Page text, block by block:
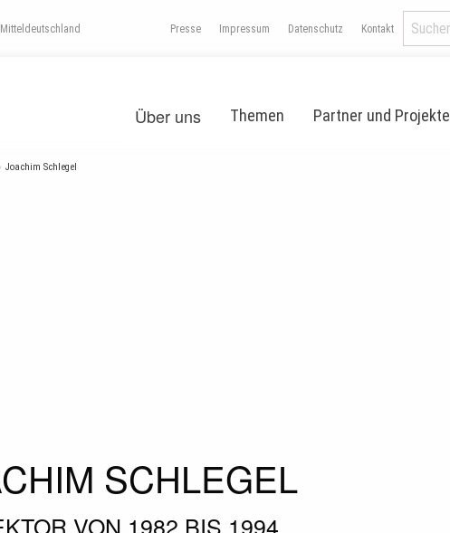
Presse Impressum Datenschutz Kontakt
Über uns Themen Partner und Projekte
Joachim Schlegel
SCHLEGEL
VON 1982 BIS 1994